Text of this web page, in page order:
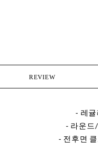
REVIEW
- 레
- 라운드
- 전후면